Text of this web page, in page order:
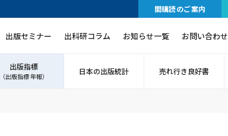
間購読のご案内
出版セミナー 出科研コラム お知らせ一覧 お問い合わせ
出版指標
（出版指標 年報）
日本の出版統計 売れ行き良好書